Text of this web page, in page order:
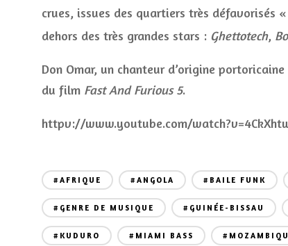
crues, issues des quartiers très défavorisés
dehors des très grandes stars : Ghettotech,
Don Omar, un chanteur d’origine
du film Fast And Furious 5.
httpv://www.youtube.com/
#AFRIQUE #ANGOLA #BAILE FUNK
#GENRE DE MUSIQUE #GUINÉE-BISSAU
#KUDURO #MIAMI BASS